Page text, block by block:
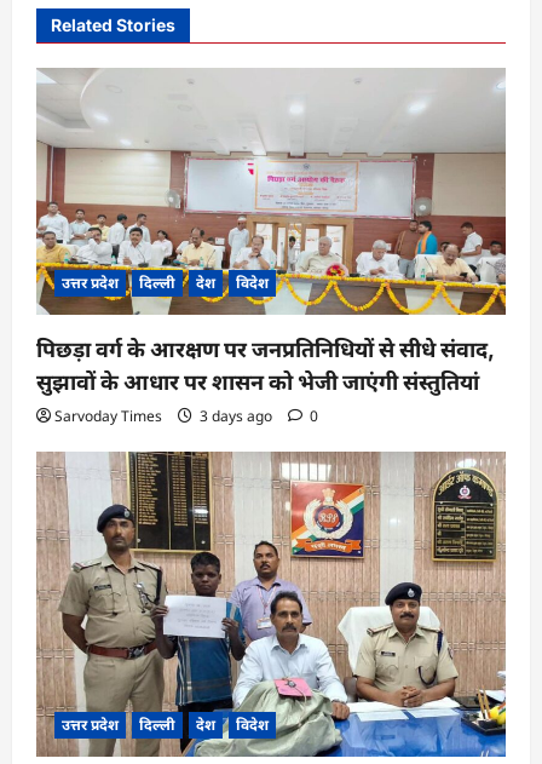
g
a
t
i
o
n
Related Stories
उत्तर प्रदेश दिल्ली देश विदेश
पिछड़ा वर्ग के आरक्षण पर जनप्रतिनिधियों से सीधे संवाद,
सुझावों के आधार पर शासन को भेजी जाएंगी संस्तुतियां
Sarvoday Times 3 days ago 0
उत्तर प्रदेश दिल्ली देश विदेश